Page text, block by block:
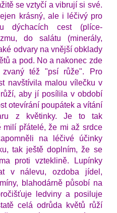
se vztyčí a vibrují si své.
krásný, ale i léčivý pro
dýchacích cest (plíce-
do salátu (minerály,
odvary na vnější obklady
a pod. No a nakonec zde
též "psí růže". Pro
navštívila malou vílečku v
aby jí posílila v období
otevírání poupátek a vítání
z květinky. Je to tak
milí přátelé, že mi až srdce
na léčivé účinky
tak ještě doplním, že se
proti vzteklině. Lupínky
v nálevu, ozdoba jídel,
blahodárně působí na
ledviny a posiluje
celá odrůda květů růží